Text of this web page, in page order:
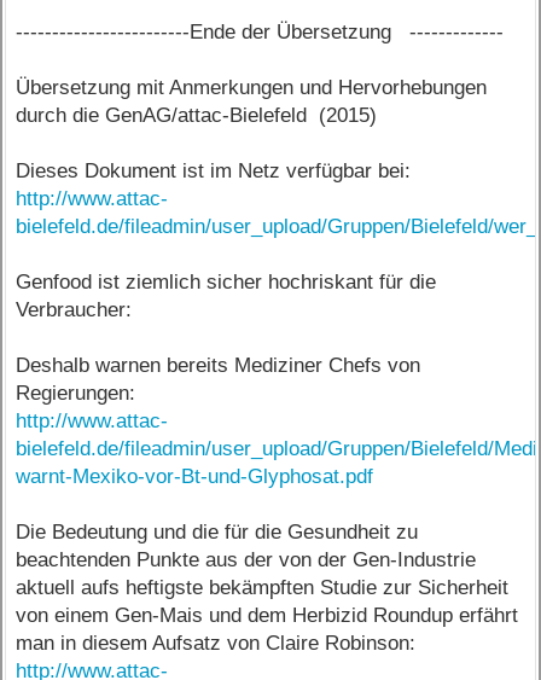
------------------------Ende der Übersetzung -------------
Übersetzung mit Anmerkungen und Hervorhebungen
durch die GenAG/attac-Bielefeld (2015)
Dieses Dokument ist im Netz verfügbar bei:
http://www.attac-
bielefeld.de/fileadmin/user_upload/Gruppen/Bielefeld/
Genfood ist ziemlich sicher hochriskant für die
Verbraucher:
Deshalb warnen bereits Mediziner Chefs von
Regierungen:
http://www.attac-
bielefeld.de/fileadmin/user_upload/Gruppen/Bielefeld/
warnt-Mexiko-vor-Bt-und-Glyphosat.pdf
Die Bedeutung und die für die Gesundheit zu
beachtenden Punkte aus der von der Gen-Industrie
aktuell aufs heftigste bekämpften Studie zur Sicherheit
von einem Gen-Mais und dem Herbizid Roundup erfährt
man in diesem Aufsatz von Claire Robinson:
http://www.attac-